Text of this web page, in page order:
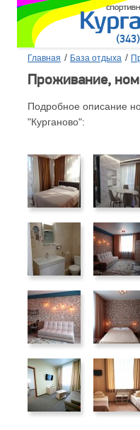
Главная / База отдыха /
Проживание,
Подробное описание
"Курганово":